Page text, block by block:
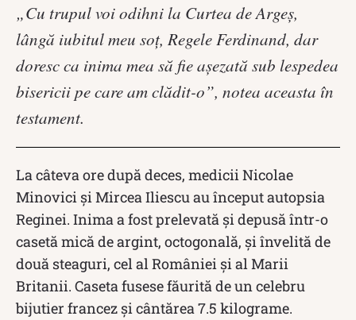
„Cu trupul voi odihni la Curtea de Argeș,
lângă iubitul meu soț, Regele Ferdinand, dar
doresc ca inima mea să fie așezată sub lespedea
bisericii pe care am clădit-o”, notea aceasta în
testament.
La câteva ore după deces, medicii Nicolae
Minovici și Mircea Iliescu au început autopsia
Reginei. Inima a fost prelevată și depusă într-o
casetă mică de argint, octogonală, și învelită de
două steaguri, cel al României și al Marii
Britanii. Caseta fusese făurită de un celebru
bijutier francez și cântărea 7.5 kilograme.